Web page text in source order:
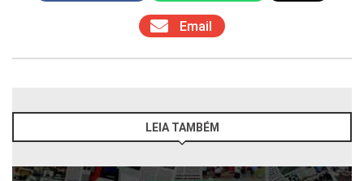
Email
LEIA TAMBÉM